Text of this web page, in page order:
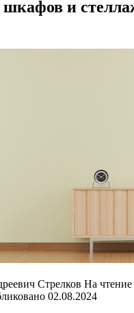
и
Стрелков На чтение
02.08.2024